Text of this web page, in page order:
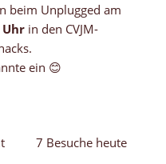
beim Unplugged am
in den CVJM-
ein 😊
7 Besuche heute